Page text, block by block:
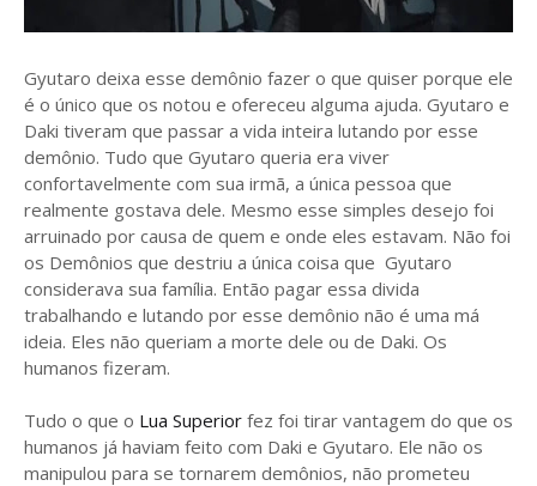
Gyutaro deixa esse demônio fazer o que quiser porque ele
é o único que os notou e ofereceu alguma ajuda. Gyutaro e
Daki tiveram que passar a vida inteira lutando por esse
demônio. Tudo que Gyutaro queria era viver
confortavelmente com sua irmã, a única pessoa que
realmente gostava dele. Mesmo esse simples desejo foi
arruinado por causa de quem e onde eles estavam. Não foi
os Demônios que destriu a única coisa que Gyutaro
considerava sua família. Então pagar essa divida
trabalhando e lutando por esse demônio não é uma má
ideia. Eles não queriam a morte dele ou de Daki. Os
humanos fizeram.
Tudo o que o Lua Superior fez foi tirar vantagem do que os
humanos já haviam feito com Daki e Gyutaro. Ele não os
manipulou para se tornarem demônios, não prometeu